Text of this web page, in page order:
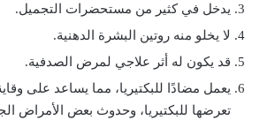
يدخل في كثير من مستحضرات التجميل.
لا يخلو منه روتين البشرة الدهنية.
قد يكون له أثر علاجي لمرض الصدفية.
يعمل مضادًا للبكتيريا، مما يساعد على
تعرضها للبكتيريا، وحدوث بعض الأمراض